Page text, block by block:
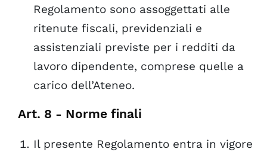
Regolamento sono assoggettati alle
ritenute fiscali, previdenziali e
assistenziali previste per i redditi da
lavoro dipendente, comprese quelle a
carico dell’Ateneo.
Art. 8 - Norme finali
Il presente Regolamento entra in vigore